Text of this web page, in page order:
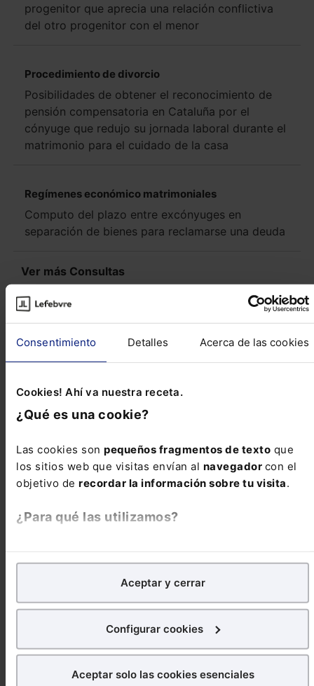
Consentimiento Detalles Acerca de las cookies
Cookies! Ahí va nuestra receta.
¿Qué es una cookie?
Las cookies son pequeños fragmentos de texto que
los sitios web que visitas envían al navegador con el
objetivo de recordar la información sobre tu visita.
¿Para qué las utilizamos?
analíticospara tratar demejorar tu experienciaen
nuestra página web. También con fines publicitarios,
para poder mostrarte publicidad y contenidos de tu
¿Qué puedes hacer?
Aceptar y cerrar
Configurar cookies
Aceptar solo las cookies esenciales
progenitor que aprecia una relación conflictiva
del otro progenitor con el menor
Procedimiento de divorcio
Posibilidades de obtener el reconocimiento de
pensión compensatoria en Cataluña por el
cónyuge que redujo su jornada laboral durante el
matrimonio para el cuidado de la casa
Regímenes económico matrimoniales
Computo del plazo entre excónyuges en
separación de bienes para reclamarse una deuda
Ver más Consultas
Reseñas de jurisprudencia
Civil
pese al reproche de haber trasladado de ciudad
de residencia al menor sin el consentimiento del
Civil
menores efectuado por la vía de hecho por el
Civil
beneficios de participaciones en sociedades de
carácter privativo destinados a reserva